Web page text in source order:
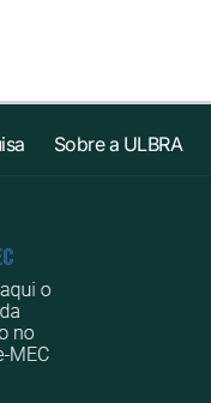
Sobre a ULBRA